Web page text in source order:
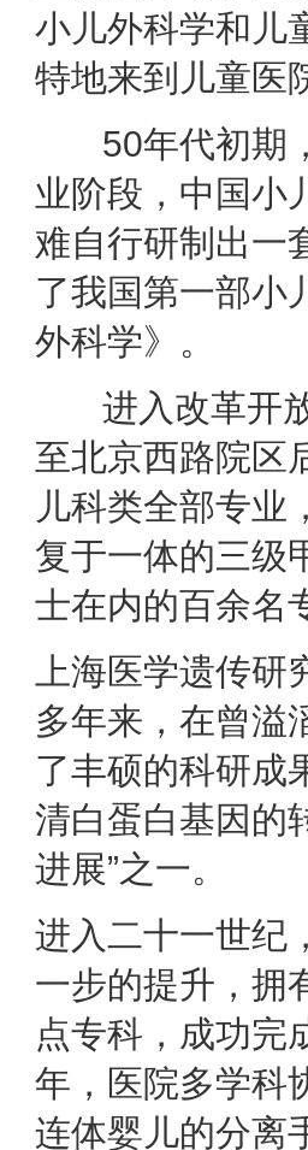
小儿外科学和儿
特地来到儿童医
50年代初期，
业阶段，中国小
难自行研制出一
了我国第一部小
外科学》。
进入改革开放
至北京西路院区
儿科类全部专业
复于一体的三级
士在内的百余名
上海医学遗传
多年来，在曾溢
了丰硕的科研成
清白蛋白基因的
进展”之一。
进入二十一世纪
一步的提升，拥
点专科，成功完
年，医院多学科
连体婴儿的分离